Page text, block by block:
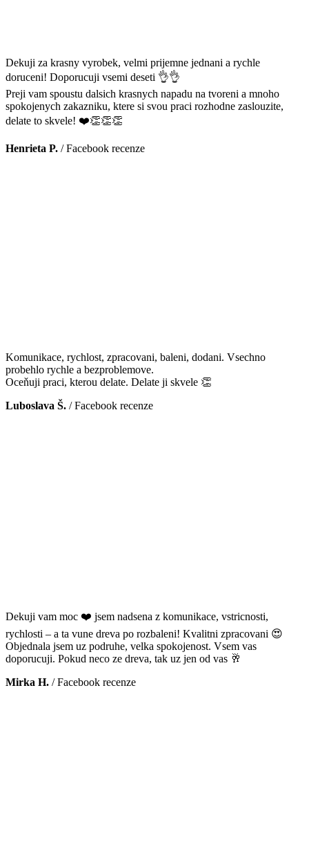
Dekuji za krasny vyrobek, velmi prijemne jednani a rychle
doruceni! Doporucuji vsemi deseti 👌👌
Preji vam spoustu dalsich krasnych napadu na tvoreni a mnoho
spokojenych zakazniku, ktere si svou praci rozhodne zaslouzite,
delate to skvele! ❤️👏👏👏
Henrieta P. /Facebook recenze
Komunikace, rychlost, zpracovani, baleni, dodani. Vsechno
probehlo rychle a bezproblemove.
Oceňuji praci, kterou delate. Delate ji skvele 👏
Luboslava Š. /Facebook recenze
Dekuji vam moc ❤️ jsem nadsena z komunikace, vstricnosti,
rychlosti – a ta vune dreva po rozbaleni! Kvalitni zpracovani 😍
Objednala jsem uz podruhe, velka spokojenost. Vsem vas
doporucuji. Pokud neco ze dreva, tak uz jen od vas 🥂
Mirka H. /Facebook recenze